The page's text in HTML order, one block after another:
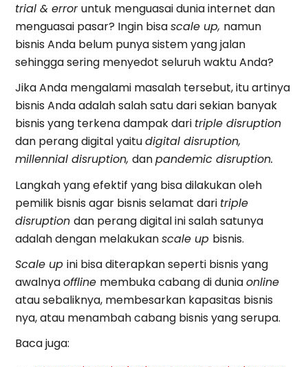
trial & erroruntuk menguasai dunia internet dan
menguasai pasar? Ingin bisascale up, namun
bisnis Anda belum punya sistem yang jalan
sehingga sering menyedot seluruh waktu Anda?
Jika Anda mengalami masalah tersebut, itu artinya
bisnis Anda adalah salah satu dari sekian banyak
bisnis yang terkena dampak dari triple disruption
dan perang digital yaitudigital disruption,
millennial disruption,danpandemic disruption.
Langkah yang efektif yang bisa dilakukan oleh
pemilik bisnis agar bisnis selamat dari triple
disruptiondan perang digital ini salah satunya
adalah dengan melakukanscale up bisnis.
Scale upini bisa diterapkan seperti bisnis yang
awalnyaoffline membuka cabang di duniaonline
atau sebaliknya, membesarkan kapasitas bisnis
nya, atau menambah cabang bisnis yang serupa.
Baca juga: